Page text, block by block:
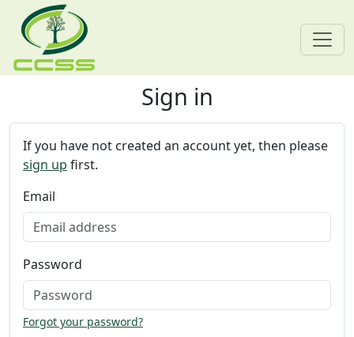
Sign in
If you have not created an account yet, then please
sign up first.
Email
Password
Forgot your password?